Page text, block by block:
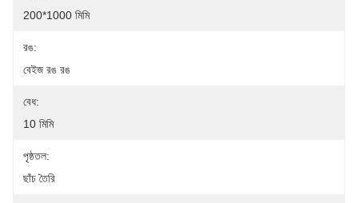
200*1000 মিমি
রঙ:
বেইজ রঙ রঙ
বেধ:
10 মিমি
পৃষ্ঠতল:
ছাঁচ তৈরি